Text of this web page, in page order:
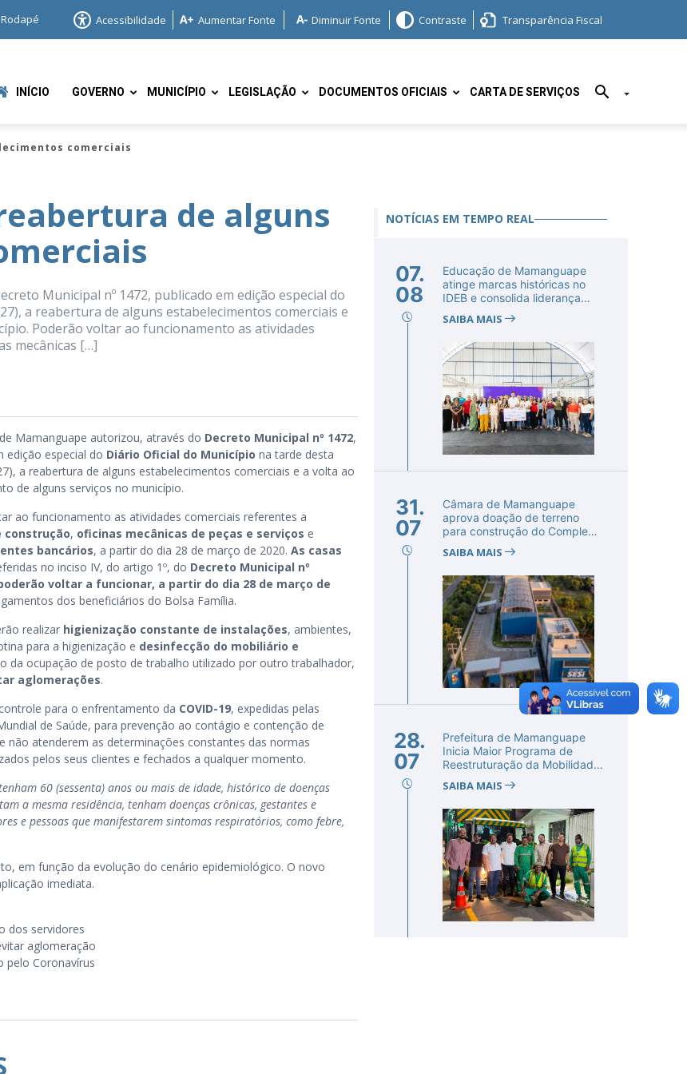
Rodapé Acessibilidade Aumentar Fonte Diminuir Fonte Contraste Transparência Fiscal
INÍCIO GOVERNO MUNICÍPIO LEGISLAÇÃO DOCUMENTOS OFICIAIS CARTA DE SERVIÇOS
comerciais
de alguns
Municipal nº 1472, publicado em edição especial do
a reabertura de alguns estabelecimentos comerciais e
Poderão voltar ao funcionamento as atividades
mecânicas […]
Mamanguape autorizou, através do Decreto Municipal nº 1472,
edição especial do Diário Oficial do Município na tarde desta
a reabertura de alguns estabelecimentos comerciais e a volta ao
de alguns serviços no município.
ao funcionamento as atividades comerciais referentes a
construção, oficinas mecânicas de peças e serviços e
bancários, a partir do dia 28 de março de 2020. As casas
no inciso IV, do artigo 1º, do Decreto Municipal nº
voltar a funcionar, a partir do dia 28 de março de
dos beneficiários do Bolsa Família.
realizar higienização constante de instalações, ambientes,
para a higienização e desinfecção do mobiliário e
da ocupação de posto de trabalho utilizado por outro trabalhador,
aglomerações.
para o enfrentamento da COVID-19, expedidas pelas
de Saúde, para prevenção ao contágio e contenção de
não atenderem as determinações constantes das normas
pelos seus clientes e fechados a qualquer momento.
60 (sessenta) anos ou mais de idade, histórico de doenças
a mesma residência, tenham doenças crônicas, gestantes e
e pessoas que manifestarem sintomas respiratórios, como febre,
em função da evolução do cenário epidemiológico. O novo
imediata.
dos servidores
aglomeração
pelo Coronavírus
NOTÍCIAS EM TEMPO REAL
07.
08
Educação de Mamanguape
atinge marcas históricas no
IDEB e consolida liderança
SAIBA MAIS
31.
07
Câmara de Mamanguape
aprova doação de terreno
para construção do Complexo
SAIBA MAIS
28.
07
Prefeitura de Mamanguape
Inicia Maior Programa de
Reestruturação da Mobilidade
SAIBA MAIS